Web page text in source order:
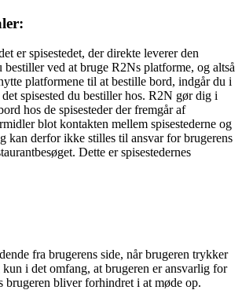
er spisestedet, der direkte leverer den
bestiller ved at bruge R2Ns platforme, og altså
platformene til at bestille bord, indgår du i
spisested du bestiller hos. R2N gør dig i
hos de spisesteder der fremgår af
blot kontakten mellem spisestederne og
kan derfor ikke stilles til ansvar for brugerens
Dette er spisestedernes
fra brugerens side, når brugeren trykker
i det omfang, at brugeren er ansvarlig for
brugeren bliver forhindret i at møde op.